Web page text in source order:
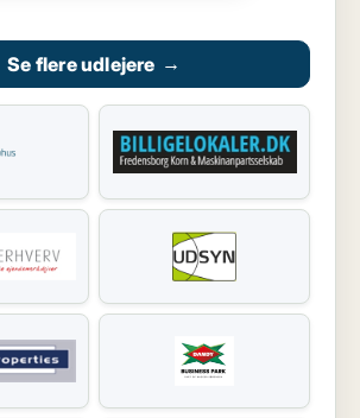
Se flere udlejere →